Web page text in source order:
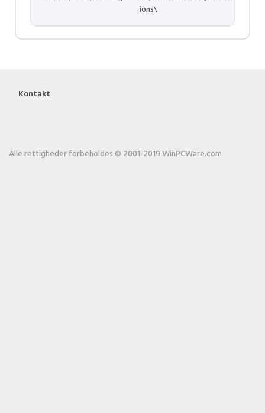
ions\
Kontakt
Alle rettigheder forbeholdes © 2001-2019 WinPCWare.com